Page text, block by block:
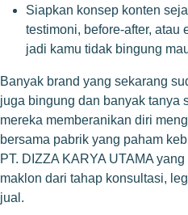
Siapkan konsep konten
testimoni, before-after, atau
jadi kamu tidak bingung
Banyak brand yang sekarang
juga bingung dan banyak tanya
mereka memberanikan diri
bersama pabrik yang paham
PT. DIZZA KARYA UTAMA
maklon dari tahap konsultasi,
jual.